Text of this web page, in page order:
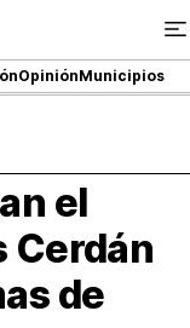
OpiniónMunicipios
el
Cerdán
de